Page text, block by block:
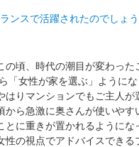
ンスで活躍されたのでしょう
頃、時代の潮目が変わった
「女性が家を選ぶ」ように
はりマンションでもご主人が
から急激に奥さんが使いやす
とに重きが置かれるようにな
性の視点でアドバイスできる